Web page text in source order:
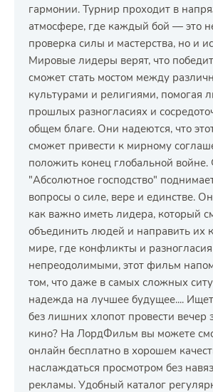
гармонии. Турнир проходит в
атмосфере, где каждый бой — это
проверка силы и мастерства, но и
Мировые лидеры верят, что
сможет стать мостом между
культурами и религиями, помогая
прошлых разногласиях и
общем благе. Они надеются, что
сможет привести к мирному
положить конец глобальной
"Абсолютное господство"
вопросы о силе, вере и единстве.
как важно иметь лидера, который
объединить людей и направить их
мире, где конфликты и
непреодолимыми, этот фильм
том, что даже в самых сложных
надежда на лучшее будущее....
без лишних хлопот провести
кино? На ЛордФильм вы можете
онлайн бесплатно в хорошем
наслаждаться просмотром без
рекламы. Удобный каталог